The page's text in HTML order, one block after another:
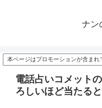
ナン
本ページはプロモーションが含まれ
電話占いコメット
ろしいほど当たる